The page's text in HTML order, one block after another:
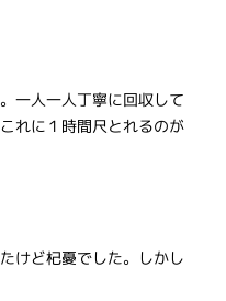
一人一人丁寧に回収して
れに１時間尺とれるのが
けど杞憂でした。しかし